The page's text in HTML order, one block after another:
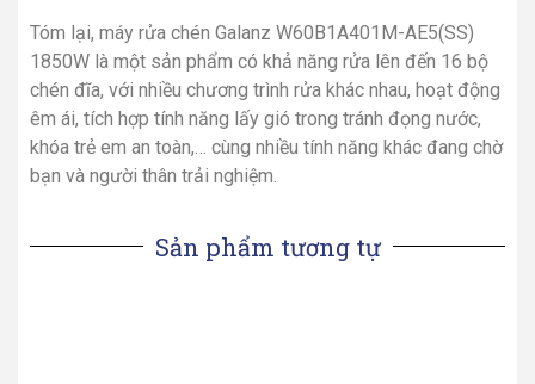
Tóm lại, máy rửa chén Galanz W60B1A401M-AE5(SS)
1850W là một sản phẩm có khả năng rửa lên đến 16 bộ
chén đĩa, với nhiều chương trình rửa khác nhau, hoạt động
êm ái, tích hợp tính năng lấy gió trong tránh đọng nước,
khóa trẻ em an toàn,… cùng nhiều tính năng khác đang chờ
bạn và người thân trải nghiệm.
Sản phẩm tương tự